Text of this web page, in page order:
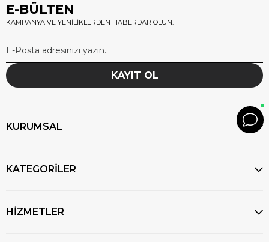
E-BÜLTEN
KAMPANYA VE YENİLİKLERDEN HABERDAR OLUN.
KAYIT OL
KURUMSAL
KATEGORİLER
HİZMETLER